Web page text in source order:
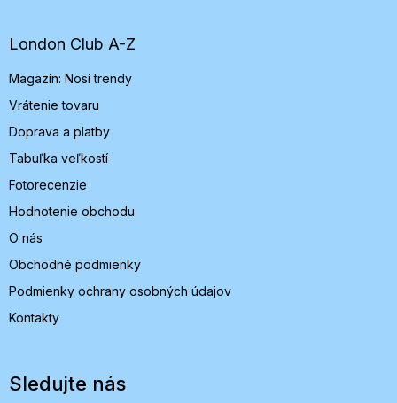
e
London Club A-Z
Magazín: Nosí trendy
Vrátenie tovaru
Doprava a platby
Tabuľka veľkostí
Fotorecenzie
Hodnotenie obchodu
O nás
Obchodné podmienky
Podmienky ochrany osobných údajov
Kontakty
Sledujte nás